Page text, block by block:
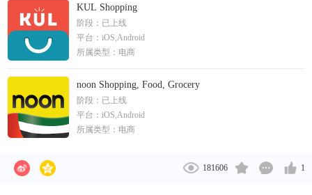
网络覆盖墨西哥、阿联酋、沙特阿拉伯、摩洛哥、约
旦、阿曼、卡塔尔等新兴市场，战略合作客户包括亚
马逊、中东本土最大电商Noon、快时尚跨境出海品牌
Shein、菜鸟等知名企业。 iMile 创始团队具有华为、
自全球各地20多个国家，多数分布在迪拜、利雅得、
杭州、深圳、东莞等地，团队在服务中国卖家、处理
海量订单、程序化IT技术应用、高效清关通行、门到
优势。 基于自建快递团队、大数据优势、精细化运
KUL Shopping
阶段： 已上线
平台： iOS,Android
所属类型： 电商
noon Shopping, Food, Grocery
阶段： 已上线
平台： iOS,Android
所属类型： 电商
181606 1